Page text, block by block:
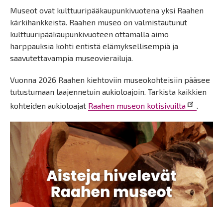
Museot ovat kulttuuripääkaupunkivuotena yksi Raahen
kärkihankkeista. Raahen museo on valmistautunut
kulttuuripääkaupunkivuoteen ottamalla aimo
harppauksia kohti entistä elämyksellisempiä ja
saavutettavampia museovierailuja.
Vuonna 2026 Raahen kiehtoviin museokohteisiin pääsee
tutustumaan laajennetuin aukioloajoin. Tarkista kaikkien
kohteiden aukioloajat Raahen museon kotisivuilta .